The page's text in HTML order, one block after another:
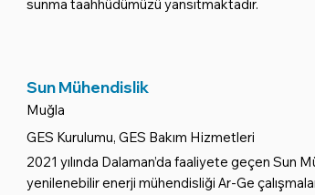
sunma taahhüdümüzü yansıtmaktadır.
Sun Mühendislik
Muğla
2021 yılında Dalaman’da faaliyete geçen
yenilenebilir enerji mühendisliği Ar-Ge
GES Kurulumu, GES Bakım Hizmetleri